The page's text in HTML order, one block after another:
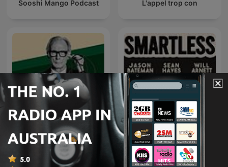
Sooshi Mango Podcast L'appel trop con
ill-advised by Bill Nighy SmartLess